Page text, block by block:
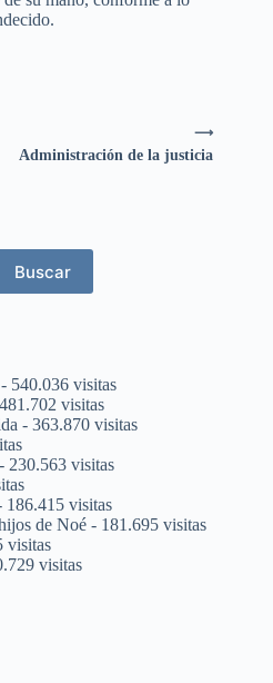
⟶
Administración de la justicia
Buscar
- 540.036 visitas
visitas
- 363.870 visitas
- 230.563 visitas
186.415 visitas
de Noé - 181.695 visitas
visitas
visitas